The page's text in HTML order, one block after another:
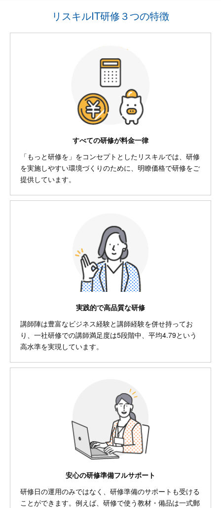
リスキルIT研修３つの特徴
すべての研修が料金一律
「もっと研修を」をコンセプトとしたリスキルでは、研修
を実施しやすい環境づくりのために、明瞭価格で研修をご
提供しています。
実践的で高品質な研修
講師陣は豊富なビジネス経験と講師経験を併せ持ってお
り、一社研修での講師満足度は5段階中、平均4.79という
高水準を実現しています。
安心の研修準備フルサポート
研修日の運用のみではなく、研修準備のサポートも受ける
ことができます。例えば、研修で使う教材・備品は一式郵